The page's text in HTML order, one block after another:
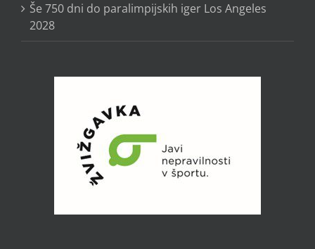
Še 750 dni do paralimpijskih iger Los Angeles
2028